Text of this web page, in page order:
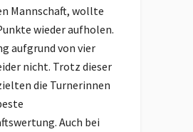
Mannschaft, wollte
wieder aufholen.
aufgrund von vier
nicht. Trotz dieser
die Turnerinnen
Auch bei